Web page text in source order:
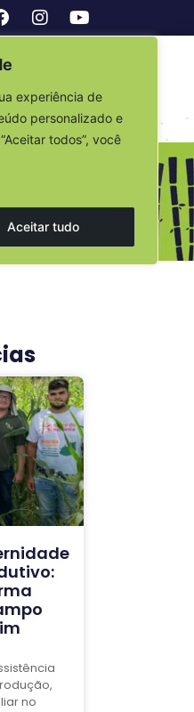
experiência de
personalizado e
todos”, você
Aceitar tudo
no